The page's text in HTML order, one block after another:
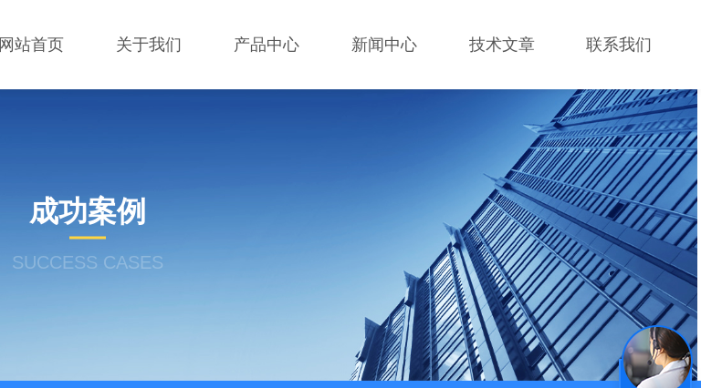
网站首页 关于我们 产品中心 新闻中心 技术文章 联系我们
成功案例
SUCCESS CASES